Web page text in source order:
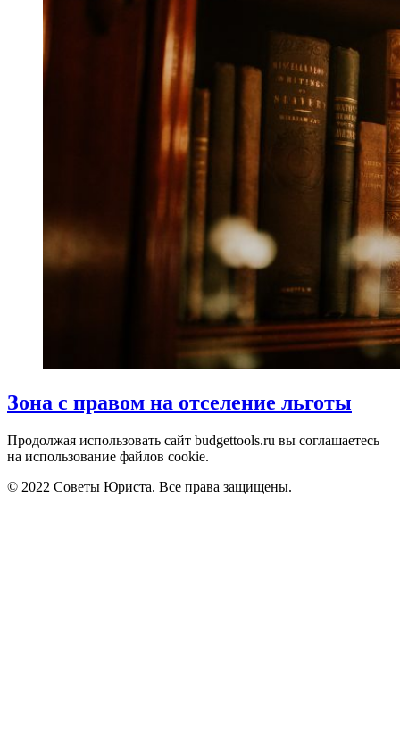
Зона с правом на отселение льготы
Продолжая использовать сайт budgettools.ru вы соглашаетесь
на использование файлов cookie.
© 2022 Советы Юриста. Все права защищены.